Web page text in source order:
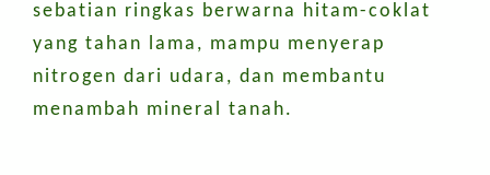
sebatian ringkas berwarna hitam-coklat
yang tahan lama, mampu menyerap
nitrogen dari udara, dan membantu
menambah mineral tanah.